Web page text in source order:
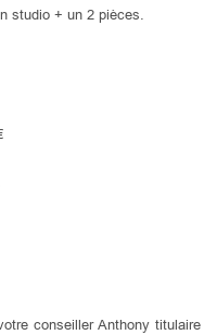
studio + un 2 pièces.
conseiller Anthony titulaire